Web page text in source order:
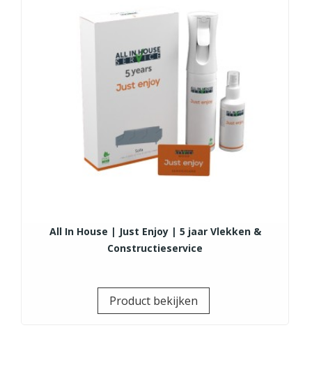
All In House | Just Enjoy | 5 jaar Vlekken &
Constructieservice
Product bekijken